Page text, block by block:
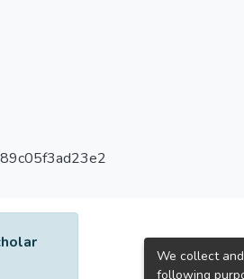
We collect
following